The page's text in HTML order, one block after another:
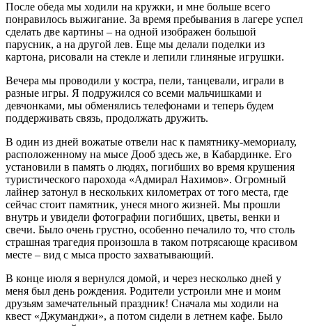
После обеда мы ходили на кружки, и мне больше всего
понравилось выжигание. За время пребывания в лагере успел
сделать две картины – на одной изображен большой
парусник, а на другой лев. Еще мы делали поделки из
картона, рисовали на стекле и лепили глиняные игрушки.
Вечера мы проводили у костра, пели, танцевали, играли в
разные игры. Я подружился со всеми мальчишками и
девчонками, мы обменялись телефонами и теперь будем
поддерживать связь, продолжать дружить.
В один из дней вожатые отвели нас к памятнику-мемориалу,
расположенному на мысе Дооб здесь же, в Кабардинке. Его
установили в память о людях, погибших во время крушения
туристического парохода «Адмирал Нахимов». Огромный
лайнер затонул в нескольких километрах от того места, где
сейчас стоит памятник, унеся много жизней. Мы прошли
внутрь и увидели фотографии погибших, цветы, венки и
свечи. Было очень грустно, особенно печалило то, что столь
страшная трагедия произошла в таком потрясающе красивом
месте – вид с мыса просто захватывающий.
В конце июля я вернулся домой, и через несколько дней у
меня был день рождения. Родители устроили мне и моим
друзьям замечательный праздник! Сначала мы ходили на
квест «Джуманджи», а потом сидели в летнем кафе. Было